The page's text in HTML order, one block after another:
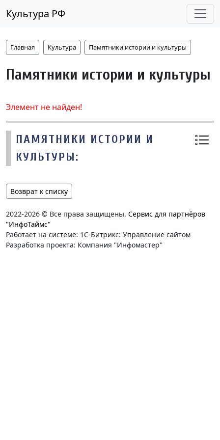
Культура РФ
Главная Культура Памятники истории и культуры
Памятники истории и культуры
Элемент не найден!
ПАМЯТНИКИ ИСТОРИИ И
КУЛЬТУРЫ:
Возврат к списку
2022-2026 © Все права защищены. Сервис для партнёров
"ИнфоТаймс"
Работает на системе: 1С-Битрикс: Управление сайтом
Разработка проекта: Компания "Инфомастер"